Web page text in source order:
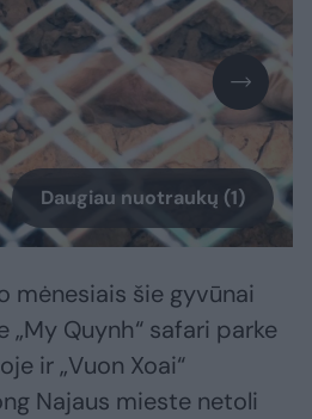
Daugiau nuotraukų (1)
mėnesiais šie gyvūnai
Quynh“ safari parke
ir „Vuon Xoai“
Najaus mieste netoli